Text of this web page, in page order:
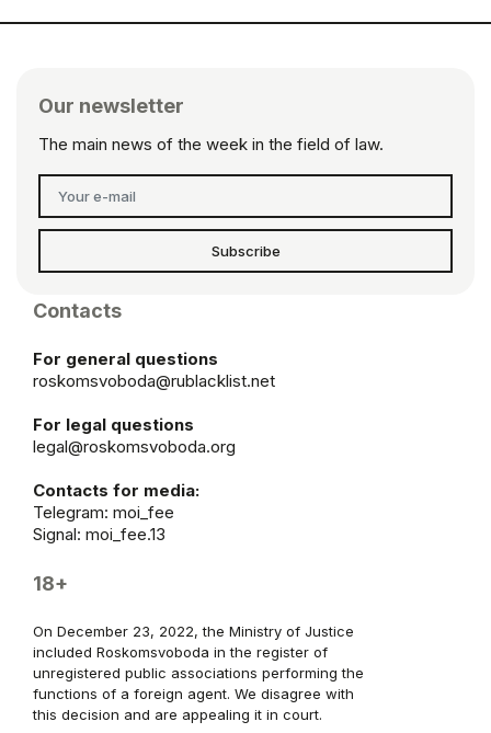
Our newsletter
The main news of the week in the field of law.
Subscribe
Contacts
For general questions
roskomsvoboda@rublacklist.net
For legal questions
legal@roskomsvoboda.org
Contacts for media:
Telegram: moi_fee
Signal: moi_fee.13
18+
On December 23, 2022, the Ministry of Justice
included Roskomsvoboda in the register of
unregistered public associations performing the
functions of a foreign agent. We disagree with
this decision and are appealing it in court.